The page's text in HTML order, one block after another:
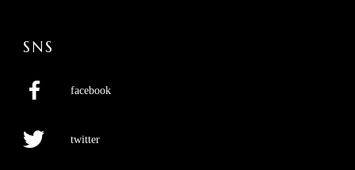
SNS
facebook
twitter